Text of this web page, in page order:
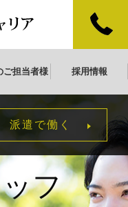
ご担当者様 採用情報
派遣で働く
フ